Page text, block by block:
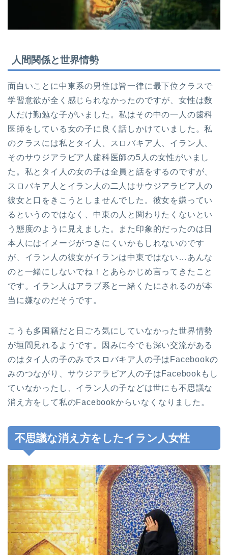
人間関係と世界情勢
面白いことに中東系の男性は皆一律に最下位クラスで
学習意欲が全く感じられなかったのですが、女性は数
人だけ勤勉な子がいました。私はその中の一人の歯科
医師をしている女の子に良く話しかけていました。私
のクラスには私とタイ人、スロバキア人、イラン人、
そのサウジアラビア人歯科医師の5人の女性がいまし
た。私とタイ人の女の子は全員と話をするのですが、
スロバキア人とイラン人の二人はサウジアラビア人の
彼女と口をきこうとしませんでした。彼女を嫌ってい
るというのではなく、中東の人と関わりたくないとい
う態度のように見えました。また印象的だったのは日
本人にはイメージがつきにくいかもしれないのです
が、イラン人の彼女がイランは中東ではない…あんな
のと一緒にしないでね！とあらかじめ言ってきたこと
です。イラン人はアラブ系と一緒くたにされるのが本
当に嫌なのだそうです。
こうも多国籍だと日ごろ気にしていなかった世界情勢
が垣間見れるようです。因みに今でも深い交流がある
のはタイ人の子のみでスロバキア人の子はFacebookの
みのつながり、サウジアラビア人の子はFacebookもし
ていなかったし、イラン人の子などは世にも不思議な
消え方をして私のFacebookからいなくなりました。
不思議な消え方をしたイラン人女性